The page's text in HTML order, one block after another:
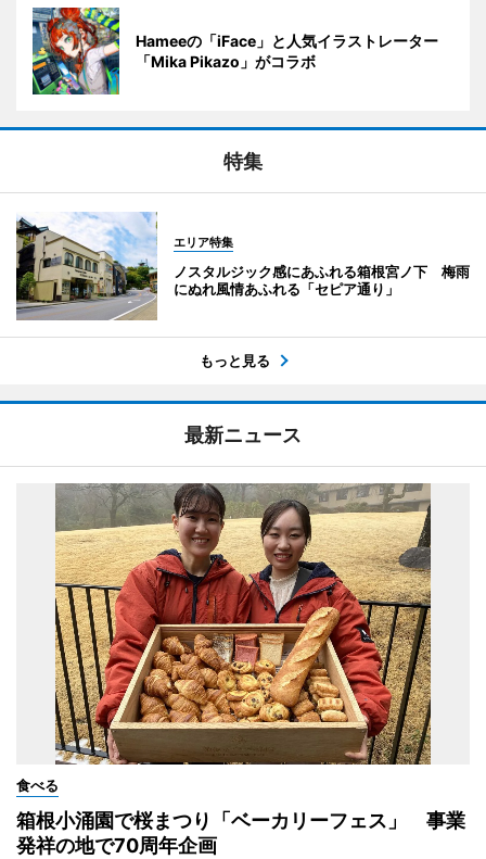
Hameeの「iFace」と人気イラストレーター
「Mika Pikazo」がコラボ
特集
エリア特集
ノスタルジック感にあふれる箱根宮ノ下 梅雨
にぬれ風情あふれる「セピア通り」
もっと見る
最新ニュース
食べる
箱根小涌園で桜まつり「ベーカリーフェス」 事業
発祥の地で70周年企画